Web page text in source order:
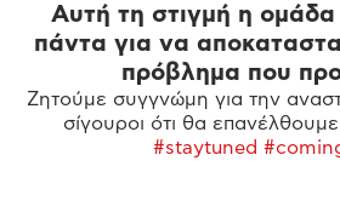
Αυτή τη στιγμή η ομάδα
πάντα για να
πρόβλημα που
Ζητούμε συγγνώμη για την
σίγουροι ότι θα
#staytuned